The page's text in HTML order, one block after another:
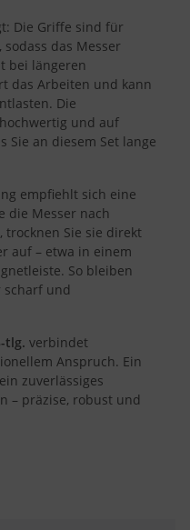
Die Griffe sind für
das Messer
bei längeren
das Arbeiten und kann
Die
und auf
Sie an diesem Set lange
empfiehlt sich eine
die Messer nach
trocknen Sie sie direkt
auf – etwa in einem
So bleiben
scharf und
tlg. verbindet
Anspruch. Ein
zuverlässiges
– präzise, robust und
von Werbeanzeigen
Werbung
personalisierter Werbung
von Inhalten
personalisierter Inhalte
oder Kombinationen
aktiv abfragen